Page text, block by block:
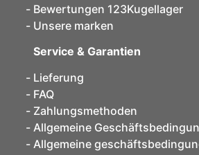
Bewertungen 123Kugellager
Unsere marken
Service & Garantien
Lieferung
FAQ
Zahlungsmethoden
Allgemeine
Allgemeine